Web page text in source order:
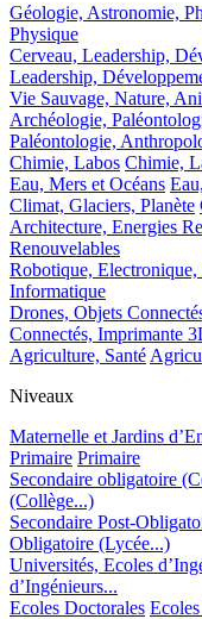
Géologie, Astronomie,
Physique
Cerveau, Leadership,
Leadership,
Vie Sauvage, Nature,
Archéologie,
Paléontologie,
Chimie, Labos Chimie,
Eau, Mers et Océans
Climat, Glaciers, Planète
Architecture, Energies
Renouvelables
Robotique,
Informatique
Drones, Objets
Connectés, Imprimante
Agriculture, Santé
Niveaux
Maternelle et Jardins
Primaire Primaire
Secondaire obligatoire
(Collège...)
Secondaire Post-
Obligatoire (Lycée...)
Universités, Ecoles
d’Ingénieurs...
Ecoles Doctorales